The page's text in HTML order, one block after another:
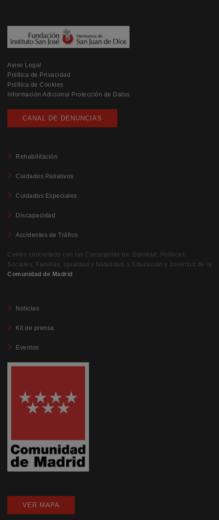
Aviso Legal
Política de Privacidad
Política de Cookies
Información Adicional Protección de Datos
CANAL DE DENUNCIAS
Rehabilitación
Cuidados Paliativos
Cuidados Especiales
Discapacidad
Accidentes de Tráfico
Centro concertado con las Consejerías de: Sanidad, Políticas
Sociales, Familias, Igualdad y Natalidad, y Educación y Juventud de la
Comunidad de Madrid
Noticias
Kit de prensa
Eventos
VER MAPA